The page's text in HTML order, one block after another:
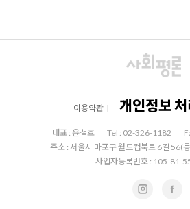
이용약관 | 개인정보
대표 : 윤철호 Tel : 02-326-1182
주소 : 서울시 마포구 월드컵북로 6길 56(
사업자등록번호 : 105-81-